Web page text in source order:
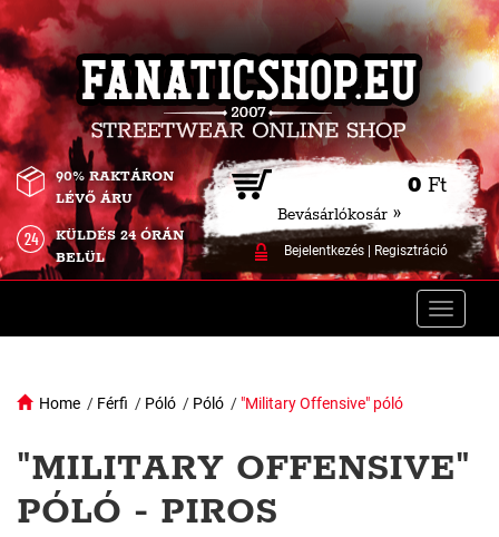
0 Ft
Bevásárlókosár »
Bejelentkezés| Regisztráció
90% RAKTÁRON
LÉVŐ ÁRU
KÜLDÉS 24 ÓRÁN
BELÜL
Toggle
Home / Férfi / Póló / Póló / "Military Offensive" póló
"MILITARY OFFENSIVE"
PÓLÓ - PIROS